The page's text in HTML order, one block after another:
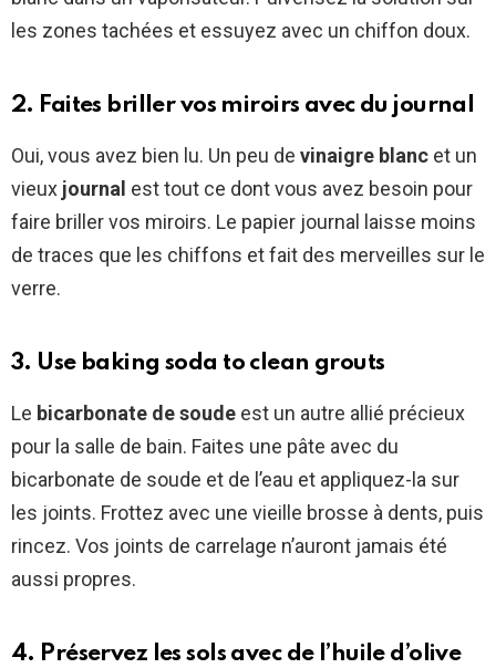
les zones tachées et essuyez avec un chiffon doux.
2. Faites briller vos miroirs avec du journal
Oui, vous avez bien lu. Un peu de vinaigre blanc et un
vieux journal est tout ce dont vous avez besoin pour
faire briller vos miroirs. Le papier journal laisse moins
de traces que les chiffons et fait des merveilles sur le
verre.
3. Use baking soda to clean grouts
Le bicarbonate de soude est un autre allié précieux
pour la salle de bain. Faites une pâte avec du
bicarbonate de soude et de l’eau et appliquez-la sur
les joints. Frottez avec une vieille brosse à dents, puis
rincez. Vos joints de carrelage n’auront jamais été
aussi propres.
4. Préservez les sols avec de l’huile d’olive